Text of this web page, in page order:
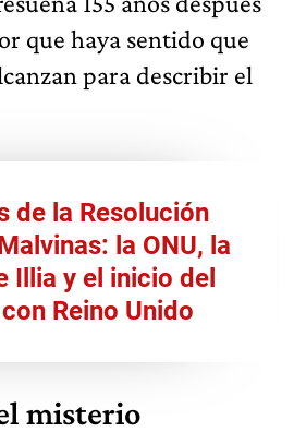
que haya sentido que
para describir el
de la Resolución
la ONU, la
Illia y el inicio del
Reino Unido
misterio